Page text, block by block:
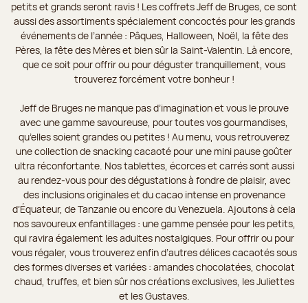
petits et grands seront ravis ! Les coffrets Jeff de Bruges, ce sont
aussi des assortiments spécialement concoctés pour les grands
événements de l’année : Pâques, Halloween, Noël, la fête des
Pères, la fête des Mères et bien sûr la Saint-Valentin. Là encore,
que ce soit pour offrir ou pour déguster tranquillement, vous
trouverez forcément votre bonheur !
Jeff de Bruges ne manque pas d’imagination et vous le prouve
avec une gamme savoureuse, pour toutes vos gourmandises,
qu’elles soient grandes ou petites ! Au menu, vous retrouverez
une collection de snacking cacaoté pour une mini pause goûter
ultra réconfortante. Nos tablettes, écorces et carrés sont aussi
au rendez-vous pour des dégustations à fondre de plaisir, avec
des inclusions originales et du cacao intense en provenance
d’Équateur, de Tanzanie ou encore du Venezuela. Ajoutons à cela
nos savoureux enfantillages : une gamme pensée pour les petits,
qui ravira également les adultes nostalgiques. Pour offrir ou pour
vous régaler, vous trouverez enfin d’autres délices cacaotés sous
des formes diverses et variées : amandes chocolatées, chocolat
chaud, truffes, et bien sûr nos créations exclusives, les Juliettes
et les Gustaves.